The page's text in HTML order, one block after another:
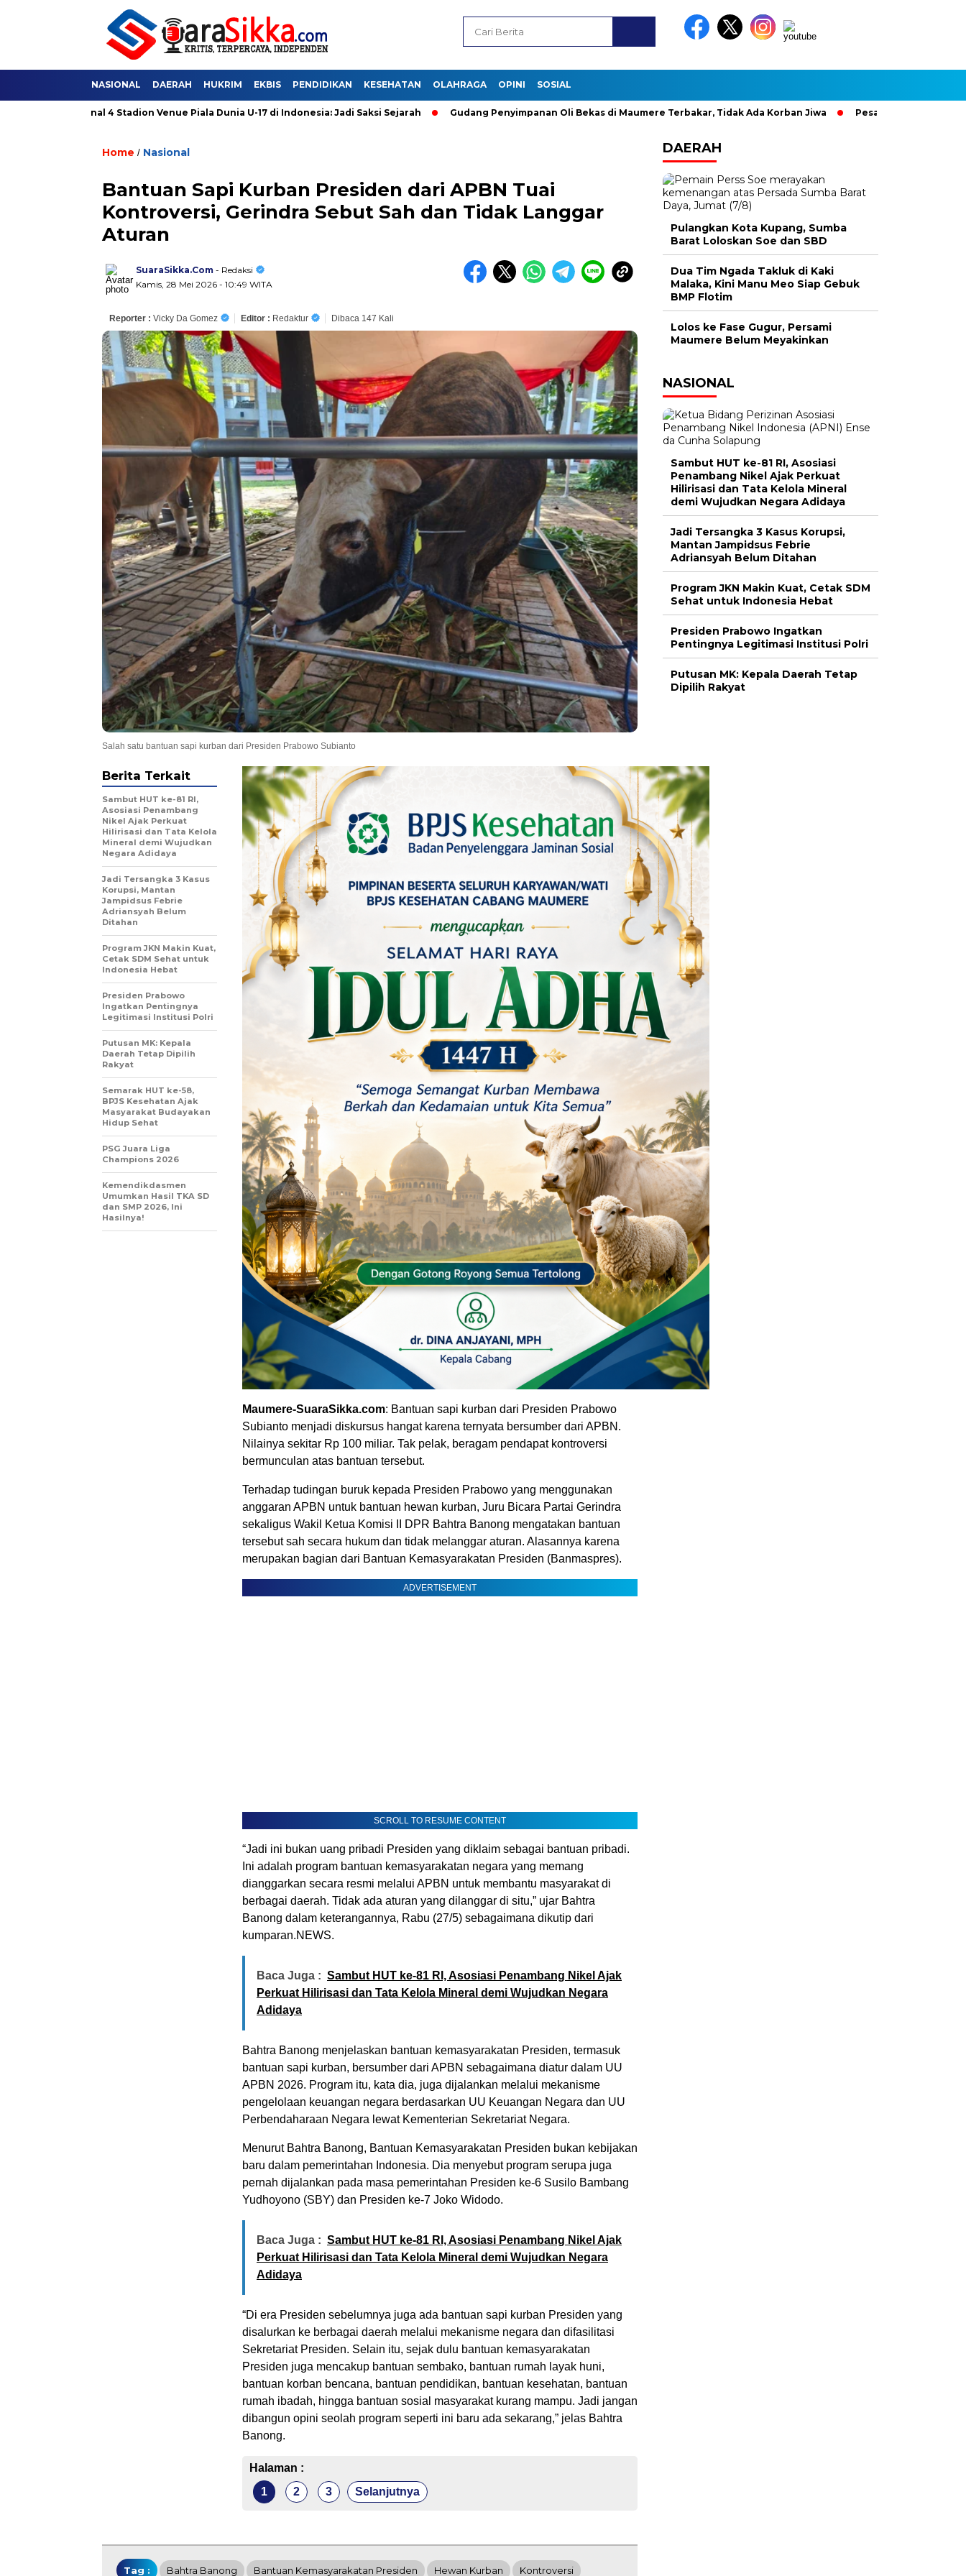
NASIONAL DAERAH HUKRIM EKBIS PENDIDIKAN KESEHATAN OLAHRAGA OPINI SOSIAL
4 Stadion Venue Piala Dunia U-17 di Indonesia: Jadi Saksi Sejarah Gudang Penyimpanan Oli Bekas di Maumere Terbakar, Tidak Ada Korban Jiwa Pesan Penjabat Gubernur NTT
Home / Nasional
Bantuan Sapi Kurban Presiden dari APBN Tuai
Kontroversi, Gerindra Sebut Sah dan Tidak Langgar
Aturan
SuaraSikka.Com - Redaksi
Kamis, 28 Mei 2026 - 10:49 WITA
Reporter : Vicky Da Gomez Editor : Redaktur Dibaca 147 Kali
Salah satu bantuan sapi kurban dari Presiden Prabowo Subianto
Maumere-SuaraSikka.com: Bantuan sapi kurban dari Presiden Prabowo
Subianto menjadi diskursus hangat karena ternyata bersumber dari APBN.
Nilainya sekitar Rp 100 miliar. Tak pelak, beragam pendapat kontroversi
bermunculan atas bantuan tersebut.
Terhadap tudingan buruk kepada Presiden Prabowo yang menggunakan
anggaran APBN untuk bantuan hewan kurban, Juru Bicara Partai Gerindra
sekaligus Wakil Ketua Komisi II DPR Bahtra Banong mengatakan bantuan
tersebut sah secara hukum dan tidak melanggar aturan. Alasannya karena
merupakan bagian dari Bantuan Kemasyarakatan Presiden (Banmaspres).
ADVERTISEMENT
SCROLL TO RESUME CONTENT
“Jadi ini bukan uang pribadi Presiden yang diklaim sebagai bantuan pribadi.
Ini adalah program bantuan kemasyarakatan negara yang memang
dianggarkan secara resmi melalui APBN untuk membantu masyarakat di
berbagai daerah. Tidak ada aturan yang dilanggar di situ,” ujar Bahtra
Banong dalam keterangannya, Rabu (27/5) sebagaimana dikutip dari
kumparan.NEWS.
Baca Juga : Sambut HUT ke-81 RI, Asosiasi Penambang Nikel Ajak
Perkuat Hilirisasi dan Tata Kelola Mineral demi Wujudkan Negara
Adidaya
Bahtra Banong menjelaskan bantuan kemasyarakatan Presiden, termasuk
bantuan sapi kurban, bersumber dari APBN sebagaimana diatur dalam UU
APBN 2026. Program itu, kata dia, juga dijalankan melalui mekanisme
pengelolaan keuangan negara berdasarkan UU Keuangan Negara dan UU
Perbendaharaan Negara lewat Kementerian Sekretariat Negara.
Menurut Bahtra Banong, Bantuan Kemasyarakatan Presiden bukan kebijakan
baru dalam pemerintahan Indonesia. Dia menyebut program serupa juga
pernah dijalankan pada masa pemerintahan Presiden ke-6 Susilo Bambang
Yudhoyono (SBY) dan Presiden ke-7 Joko Widodo.
Baca Juga : Sambut HUT ke-81 RI, Asosiasi Penambang Nikel Ajak
Perkuat Hilirisasi dan Tata Kelola Mineral demi Wujudkan Negara
Adidaya
“Di era Presiden sebelumnya juga ada bantuan sapi kurban Presiden yang
disalurkan ke berbagai daerah melalui mekanisme negara dan difasilitasi
Sekretariat Presiden. Selain itu, sejak dulu bantuan kemasyarakatan
Presiden juga mencakup bantuan sembako, bantuan rumah layak huni,
bantuan korban bencana, bantuan pendidikan, bantuan kesehatan, bantuan
rumah ibadah, hingga bantuan sosial masyarakat kurang mampu. Jadi jangan
dibangun opini seolah program seperti ini baru ada sekarang,” jelas Bahtra
Banong.
Halaman :
1
2 3 Selanjutnya
Berita Terkait
Sambut HUT ke-81 RI,
Asosiasi Penambang
Nikel Ajak Perkuat
Hilirisasi dan Tata Kelola
Mineral demi Wujudkan
Negara Adidaya
Jadi Tersangka 3 Kasus
Korupsi, Mantan
Jampidsus Febrie
Adriansyah Belum
Ditahan
Program JKN Makin Kuat,
Cetak SDM Sehat untuk
Indonesia Hebat
Presiden Prabowo
Ingatkan Pentingnya
Legitimasi Institusi Polri
Putusan MK: Kepala
Daerah Tetap Dipilih
Rakyat
Semarak HUT ke-58,
BPJS Kesehatan Ajak
Masyarakat Budayakan
Hidup Sehat
PSG Juara Liga
Champions 2026
Kemendikdasmen
Umumkan Hasil TKA SD
dan SMP 2026, Ini
Hasilnya!
Tag : Bahtra Banong Bantuan Kemasyarakatan Presiden Hewan Kurban Kontroversi
DAERAH
Pulangkan Kota Kupang, Sumba
Barat Loloskan Soe dan SBD
Dua Tim Ngada Takluk di Kaki
Malaka, Kini Manu Meo Siap Gebuk
BMP Flotim
Lolos ke Fase Gugur, Persami
Maumere Belum Meyakinkan
NASIONAL
Sambut HUT ke-81 RI, Asosiasi
Penambang Nikel Ajak Perkuat
Hilirisasi dan Tata Kelola Mineral
demi Wujudkan Negara Adidaya
Jadi Tersangka 3 Kasus Korupsi,
Mantan Jampidsus Febrie
Adriansyah Belum Ditahan
Program JKN Makin Kuat, Cetak SDM
Sehat untuk Indonesia Hebat
Presiden Prabowo Ingatkan
Pentingnya Legitimasi Institusi Polri
Putusan MK: Kepala Daerah Tetap
Dipilih Rakyat